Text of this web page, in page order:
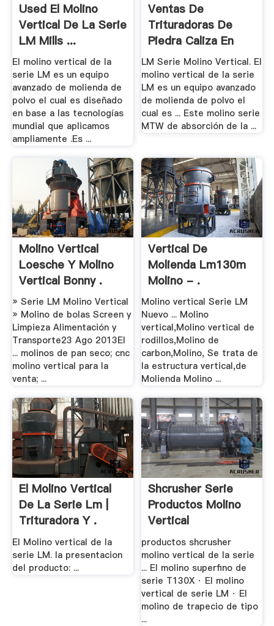
Used El Molino
Vertical De La Serie
LM Mills ...
El molino vertical de la
serie LM es un equipo
avanzado de molienda de
polvo el cual es diseñado
en base a las tecnologías
mundial que aplicamos
ampliamente .Es ...
Ventas De
Trituradoras De
Piedra Caliza En
México
LM Serie Molino Vertical. El
molino vertical de la serie
LM es un equipo avanzado
de molienda de polvo el
cual es ... Este molino serie
MTW de absorción de la ...
Molino Vertical
Loesche Y Molino
Vertical Bonny .
» Serie LM Molino Vertical
» Molino de bolas Screen y
Limpieza Alimentación y
Transporte23 Ago 2013El
... molinos de pan seco; cnc
molino vertical para la
venta; ...
Vertical De
Molienda Lm130m
Molino - .
Molino vertical Serie LM
Nuevo ... Molino
vertical,Molino vertical de
rodillos,Molino de
carbon,Molino, Se trata de
la estructura vertical,de
Molienda Molino ...
El Molino Vertical
De La Serie Lm |
Trituradora Y .
El Molino vertical de la
serie LM. la presentacion
del producto: ...
Shcrusher Serie
Productos Molino
Vertical
productos shcrusher
molino vertical de la serie
... El molino superfino de
serie T130X · El molino
vertical de serie LM · El
molino de trapecio de tipo
...